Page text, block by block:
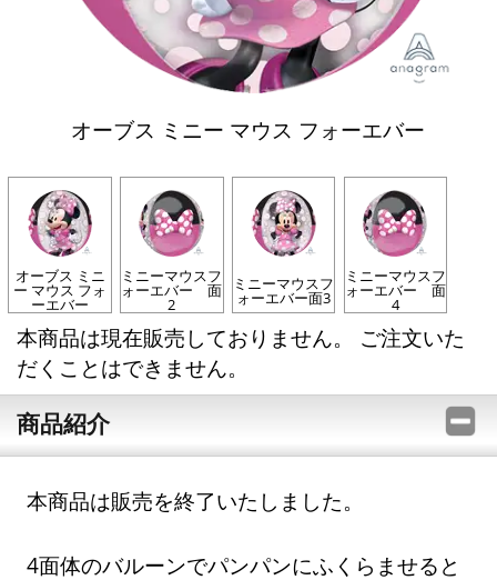
オーブス ミニー マウス フォーエバー
オーブス ミニ
ー マウス フォ
ーエバー
ミニーマウスフ
ォーエバー 面
2
ミニーマウスフ
ォーエバー面3
ミニーマウスフ
ォーエバー 面
4
本商品は現在販売しておりません。 ご注文いた
だくことはできません。
商品紹介
本商品は販売を終了いたしました。
4面体のバルーンでパンパンにふくらませると